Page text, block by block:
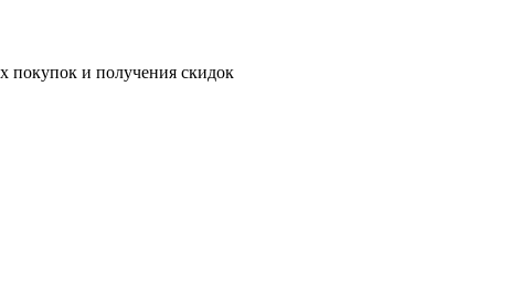
покупок и получения скидок